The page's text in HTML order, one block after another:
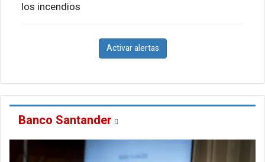
los incendios
Activar alertas
Banco Santander